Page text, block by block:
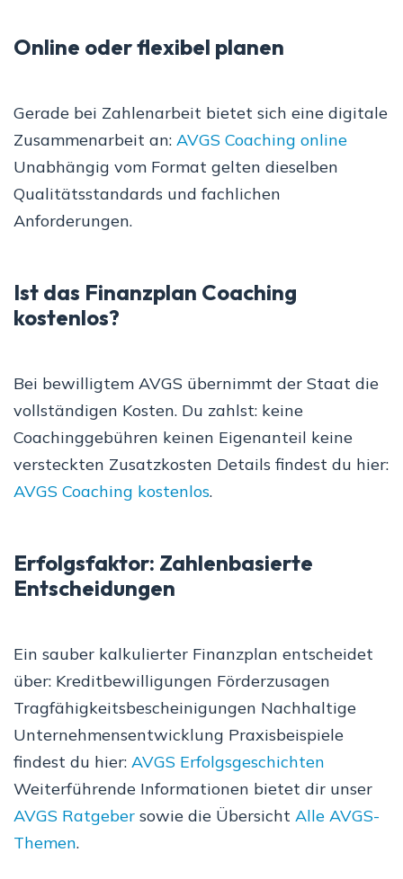
Online oder flexibel planen
Gerade bei Zahlenarbeit bietet sich eine digitale
Zusammenarbeit an: AVGS Coaching online
Unabhängig vom Format gelten dieselben
Qualitätsstandards und fachlichen
Anforderungen.
Ist das Finanzplan Coaching
kostenlos?
Bei bewilligtem AVGS übernimmt der Staat die
vollständigen Kosten. Du zahlst: keine
Coachinggebühren keinen Eigenanteil keine
versteckten Zusatzkosten Details findest du hier:
AVGS Coaching kostenlos.
Erfolgsfaktor: Zahlenbasierte
Entscheidungen
Ein sauber kalkulierter Finanzplan entscheidet
über: Kreditbewilligungen Förderzusagen
Tragfähigkeitsbescheinigungen Nachhaltige
Unternehmensentwicklung Praxisbeispiele
findest du hier: AVGS Erfolgsgeschichten
Weiterführende Informationen bietet dir unser
AVGS Ratgeber sowie die Übersicht Alle AVGS-
Themen.